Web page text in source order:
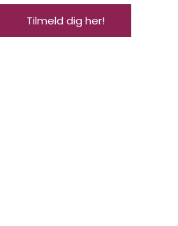
Tilmeld dig her!